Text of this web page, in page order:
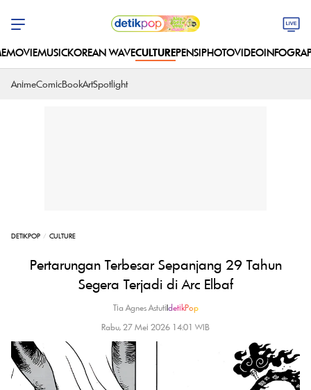
MOVIEMUSICKOREAN WAVECULTUREPENSIPHOTOVIDEO
AnimeComicBookArtSpotlight
DETIKPOP CULTURE
Pertarungan Terbesar Sepanjang 29 Tahun
Segera Terjadi di Arc Elbaf
Tia Agnes Astuti|detikPop
Rabu, 27 Mei 2026 14:01 WIB